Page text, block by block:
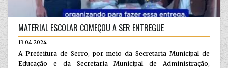
MATERIAL ESCOLAR COMEÇOU A SER ENTREGUE
13.04.2024
A Prefeitura de Serro, por meio da Secretaria Municipal de
Educação e da Secretaria Municipal de Administração,